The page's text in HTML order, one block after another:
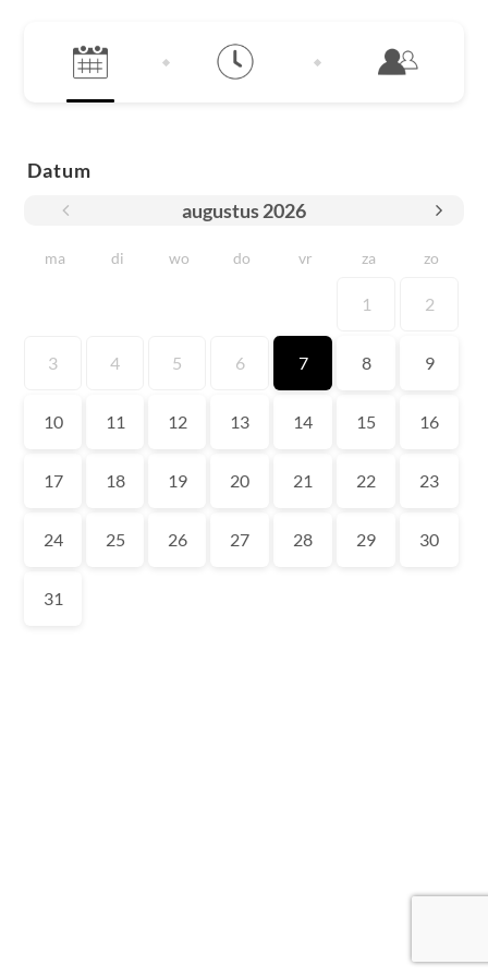
Datum
augustus2026
ma di wo do vr za zo
1 2
3 4 5 6 7 8 9
10 11 12 13 14 15 16
17 18 19 20 21 22 23
24 25 26 27 28 29 30
31